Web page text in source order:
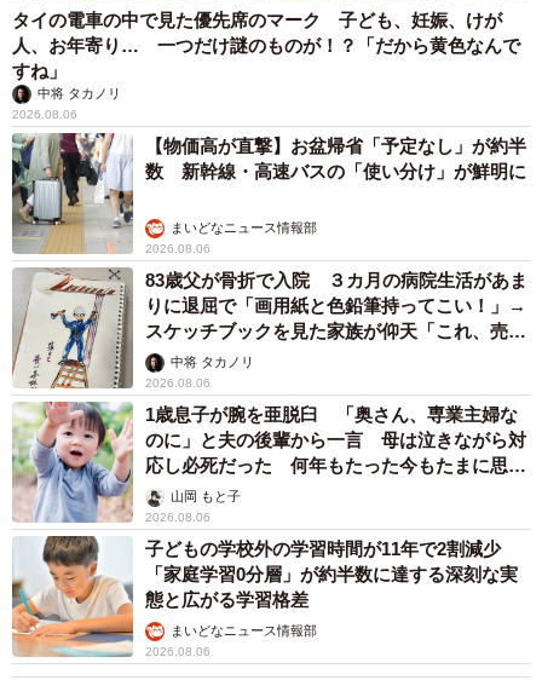
タイの電車の中で見た優先席のマーク 子ども、妊娠、けが
人、お年寄り… 一つだけ謎のものが！？「だから黄色なんで
すね」
中将 タカノリ
2026.08.06
【物価高が直撃】お盆帰省「予定なし」が約半
数 新幹線・高速バスの「使い分け」が鮮明に
まいどなニュース情報部
2026.08.06
83歳父が骨折で入院 ３カ月の病院生活があま
りに退屈で「画用紙と色鉛筆持ってこい！」→
スケッチブックを見た家族が仰天「これ、売れ
ますよ…」
中将 タカノリ
2026.08.06
1歳息子が腕を亜脱臼 「奥さん、専業主婦な
のに」と夫の後輩から一言 母は泣きながら対
応し必死だった 何年もたった今もたまに思い
出し…山岡 もと子
2026.08.06
子どもの学校外の学習時間が11年で2割減少
「家庭学習0分層」が約半数に達する深刻な実
態と広がる学習格差
まいどなニュース情報部
2026.08.06